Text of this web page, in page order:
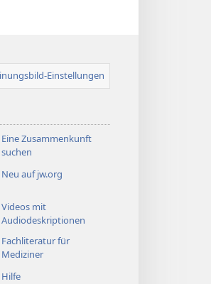
Einstellungen
Eine Zusammenkunft
suchen
Neu auf jw.org
Videos mit
Audiodeskriptionen
Fachliteratur für
Mediziner
Hilfe